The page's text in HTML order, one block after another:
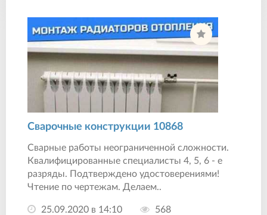
Сварочные конструкции 10868
Сварные работы неограниченной сложности.
Квалифицированные специалисты 4, 5, 6 - е
разряды. Подтверждено удостоверениями!
Чтение по чертежам. Делаем..
25.09.2020 в 14:10
568